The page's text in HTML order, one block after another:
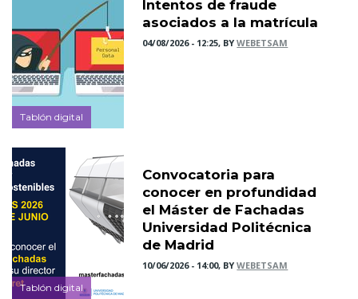
Tablón digital
Intentos de fraude
asociados a la matrícula
04/08/2026 - 12:25, BYWEBETSAM
Tablón digital
Convocatoria para
conocer en profundidad
el Máster de Fachadas
Universidad Politécnica
de Madrid
10/06/2026 - 14:00, BYWEBETSAM